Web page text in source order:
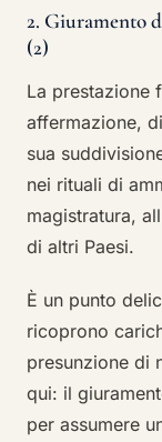
2. Giuramento
(2)
La prestazione
affermazione,
sua
nei rituali di
magistratura,
di altri Paesi.
È un punto
ricoprono
presunzione di
qui: il
per assumere